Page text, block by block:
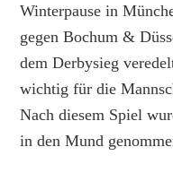
Winterpause in
gegen Bochum &
dem Derbysieg
wichtig für die
Nach diesem Spiel
in den Mund